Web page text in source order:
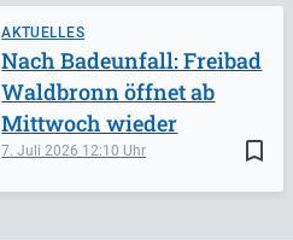
AKTUELLES
bookmark_border
7. Juli 2026 12:10
Nach Badeunfall: Freibad
Waldbronn öffnet ab
Mittwoch wieder